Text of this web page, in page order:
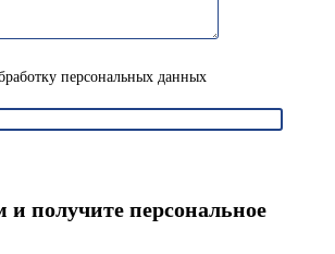
персональных данных
получите персональное